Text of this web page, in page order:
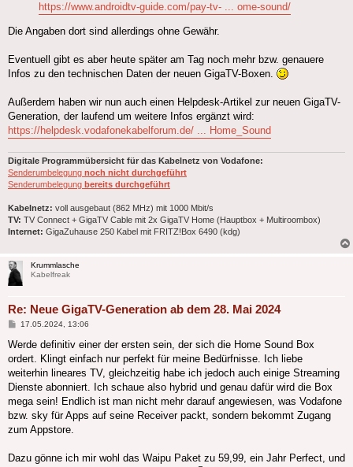
https://www.androidtv-guide.com/pay-tv- ... ome-sound/
Die Angaben dort sind allerdings ohne Gewähr.
Eventuell gibt es aber heute später am Tag noch mehr bzw. genauere
Infos zu den technischen Daten der neuen GigaTV-Boxen.
Außerdem haben wir nun auch einen Helpdesk-Artikel zur neuen GigaTV-
Generation, der laufend um weitere Infos ergänzt wird:
https://helpdesk.vodafonekabelforum.de/ ... Home_Sound
Digitale Programmübersicht für das Kabelnetz von Vodafone:
Senderumbelegung noch nicht durchgeführt
Senderumbelegung bereits durchgeführt
Kabelnetz: voll ausgebaut (862 MHz) mit 1000 Mbit/s
TV: TV Connect + GigaTV Cable mit 2x GigaTV Home (Hauptbox + Multiroombox)
Internet: GigaZuhause 250 Kabel mit FRITZ!Box 6490 (kdg)
Krummlasche
Kabelfreak
Re: Neue GigaTV-Generation ab dem 28. Mai 2024
Beitrag
17.05.2024, 13:06
Werde definitiv einer der ersten sein, der sich die Home Sound Box
ordert. Klingt einfach nur perfekt für meine Bedürfnisse. Ich liebe
weiterhin lineares TV, gleichzeitig habe ich jedoch auch einige Streaming
Dienste abonniert. Ich schaue also hybrid und genau dafür wird die Box
mega sein! Endlich ist man nicht mehr darauf angewiesen, was Vodafone
bzw. sky für Apps auf seine Receiver packt, sondern bekommt Zugang
zum Appstore.
Dazu gönne ich mir wohl das Waipu Paket zu 59,99, ein Jahr Perfect, und